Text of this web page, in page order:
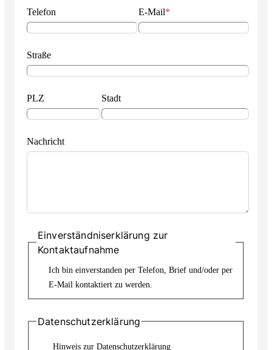
Telefon E-Mail*
Straße
PLZ Stadt
Nachricht
Einverständniserklärung zur
Kontaktaufnahme
Ich bin einverstanden per Telefon, Brief und/oder per
E-Mail kontaktiert zu werden.
Datenschutzerklärung
Hinweis zur Datenschutzerklärung